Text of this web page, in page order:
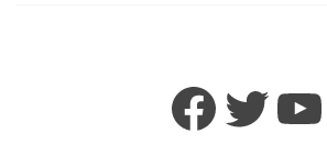
preminuo
u
Facebook